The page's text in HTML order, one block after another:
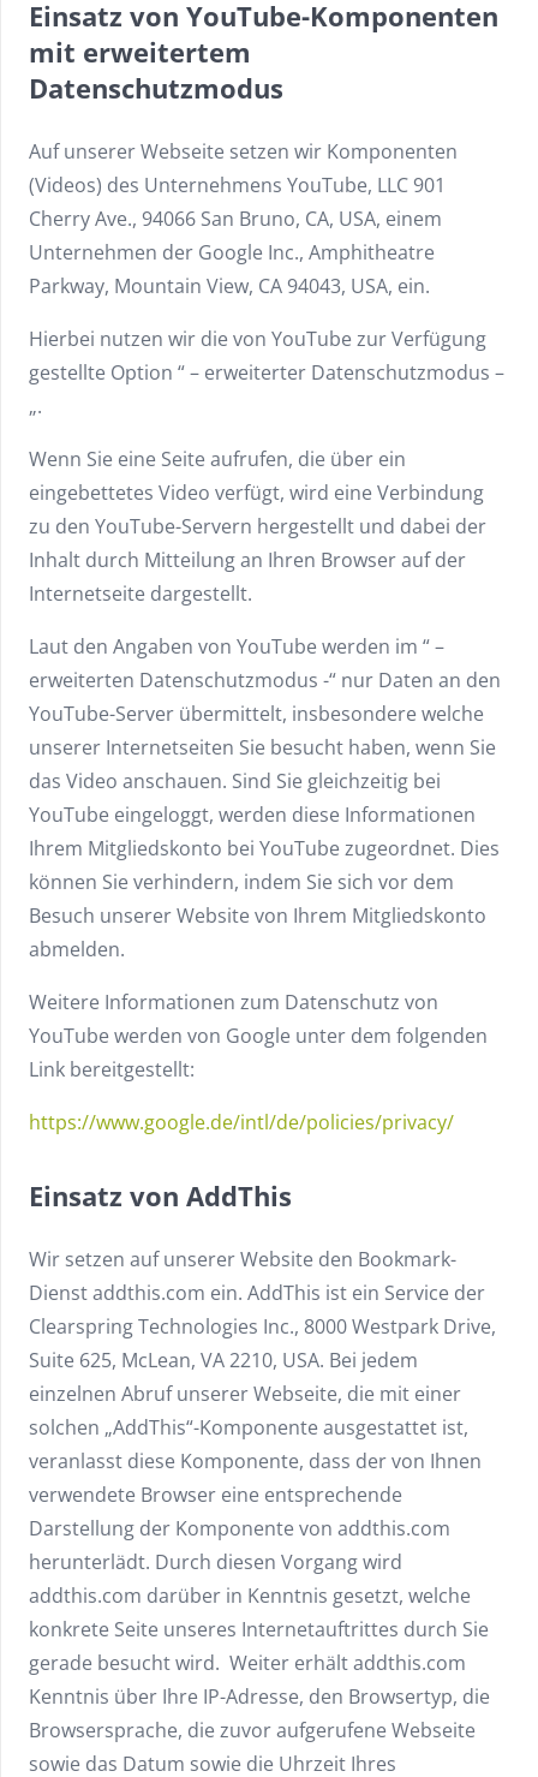
Einsatz von YouTube-Komponenten
mit erweitertem
Datenschutzmodus
Auf unserer Webseite setzen wir Komponenten
(Videos) des Unternehmens YouTube, LLC 901
Cherry Ave., 94066 San Bruno, CA, USA, einem
Unternehmen der Google Inc., Amphitheatre
Parkway, Mountain View, CA 94043, USA, ein.
Hierbei nutzen wir die von YouTube zur Verfügung
gestellte Option “ – erweiterter Datenschutzmodus –
„.
Wenn Sie eine Seite aufrufen, die über ein
eingebettetes Video verfügt, wird eine Verbindung
zu den YouTube-Servern hergestellt und dabei der
Inhalt durch Mitteilung an Ihren Browser auf der
Internetseite dargestellt.
Laut den Angaben von YouTube werden im “ –
erweiterten Datenschutzmodus -“ nur Daten an den
YouTube-Server übermittelt, insbesondere welche
unserer Internetseiten Sie besucht haben, wenn Sie
das Video anschauen. Sind Sie gleichzeitig bei
YouTube eingeloggt, werden diese Informationen
Ihrem Mitgliedskonto bei YouTube zugeordnet. Dies
können Sie verhindern, indem Sie sich vor dem
Besuch unserer Website von Ihrem Mitgliedskonto
abmelden.
Weitere Informationen zum Datenschutz von
YouTube werden von Google unter dem folgenden
Link bereitgestellt:
https://www.google.de/intl/de/policies/privacy/
Einsatz von AddThis
Wir setzen auf unserer Website den Bookmark-
Dienst addthis.com ein. AddThis ist ein Service der
Clearspring Technologies Inc., 8000 Westpark Drive,
Suite 625, McLean, VA 2210, USA. Bei jedem
einzelnen Abruf unserer Webseite, die mit einer
solchen „AddThis“-Komponente ausgestattet ist,
veranlasst diese Komponente, dass der von Ihnen
verwendete Browser eine entsprechende
Darstellung der Komponente von addthis.com
herunterlädt. Durch diesen Vorgang wird
addthis.com darüber in Kenntnis gesetzt, welche
konkrete Seite unseres Internetauftrittes durch Sie
gerade besucht wird. Weiter erhält addthis.com
Kenntnis über Ihre IP-Adresse, den Browsertyp, die
Browsersprache, die zuvor aufgerufene Webseite
sowie das Datum sowie die Uhrzeit Ihres